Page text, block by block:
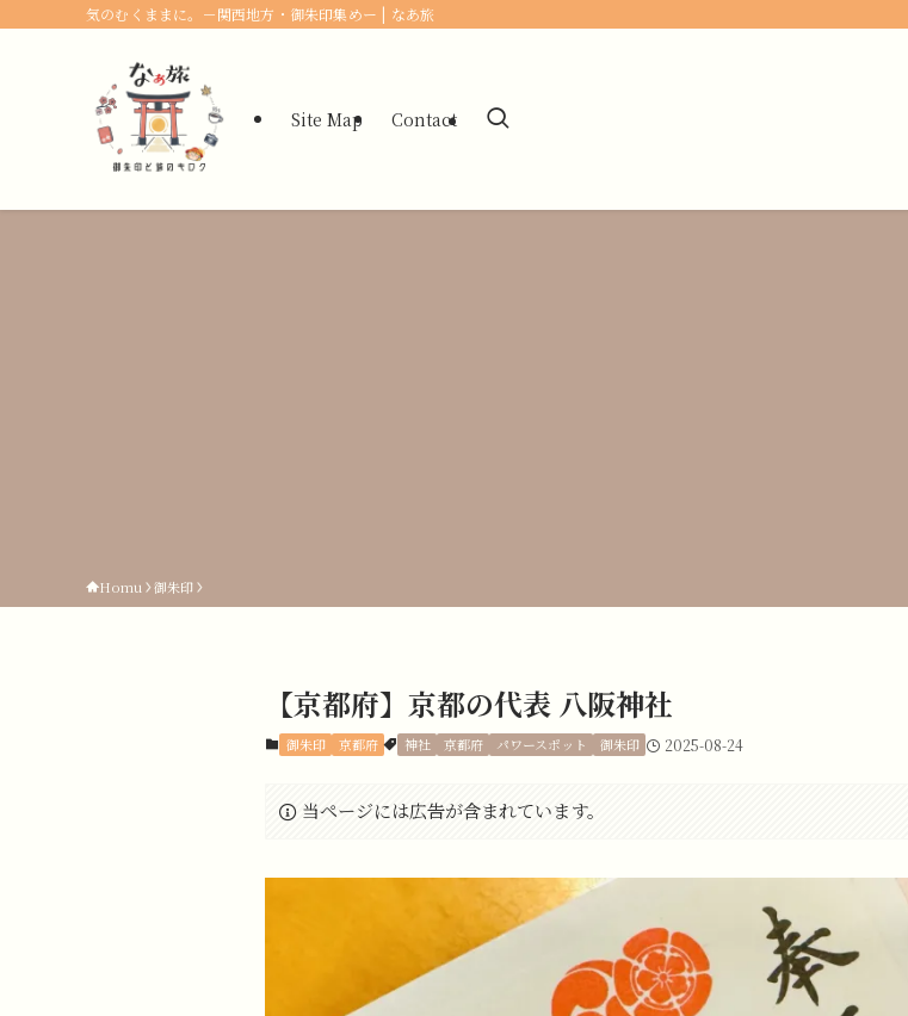
気のむくままに。－関西地方・御朱印集めー | なあ旅
Site Map Contact
Homu 御朱印
【京都府】京都の代表 八阪神社
御朱印 京都府 神社 京都府 パワースポット 御朱印 2025-08-24
当ページには広告が含まれています。